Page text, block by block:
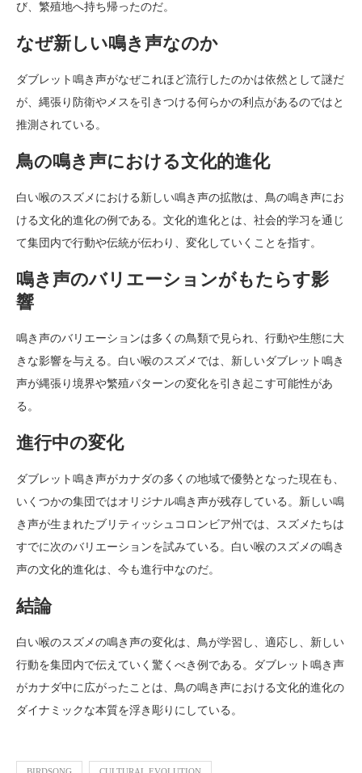
び、繁殖地へ持ち帰ったのだ。
なぜ新しい鳴き声なのか
ダブレット鳴き声がなぜこれほど流行したのかは依然として謎だ
が、縄張り防衛やメスを引きつける何らかの利点があるのではと
推測されている。
鳥の鳴き声における文化的進化
白い喉のスズメにおける新しい鳴き声の拡散は、鳥の鳴き声にお
ける文化的進化の例である。文化的進化とは、社会的学习を通じ
て集団内で行動や伝統が伝わり、変化していくことを指す。
鳴き声のバリエーションがもたらす影
響
鳴き声のバリエーションは多くの鳥類で見られ、行動や生態に大
きな影響を与える。白い喉のスズメでは、新しいダブレット鳴き
声が縄張り境界や繁殖パターンの変化を引き起こす可能性があ
る。
進行中の変化
ダブレット鳴き声がカナダの多くの地域で優勢となった現在も、
いくつかの集団ではオリジナル鳴き声が残存している。新しい鳴
き声が生まれたブリティッシュコロンビア州では、スズメたちは
すでに次のバリエーションを試みている。白い喉のスズメの鳴き
声の文化的進化は、今も進行中なのだ。
結論
白い喉のスズメの鳴き声の変化は、鳥が学習し、適応し、新しい
行動を集団内で伝えていく驚くべき例である。ダブレット鳴き声
がカナダ中に広がったことは、鳥の鳴き声における文化的進化の
ダイナミックな本質を浮き彫りにしている。